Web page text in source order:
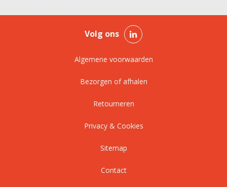
Volg ons
Algemene voorwaarden
Bezorgen of afhalen
Retourneren
Privacy & Cookies
Sitemap
Contact